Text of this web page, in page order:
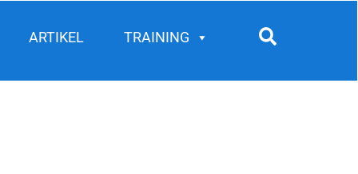
ARTIKEL TRAINING